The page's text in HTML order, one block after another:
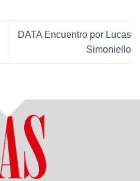
DATA Encuentro por Lucas
Simoniello